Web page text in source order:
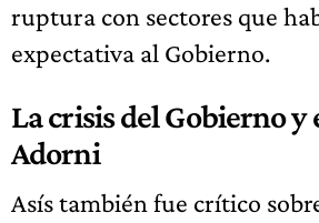
ruptura con sectores que
expectativa al Gobierno.
La crisis del Gobierno y
Adorni
Asís también fue crítico